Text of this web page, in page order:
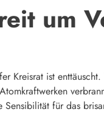
um
Kreisrat ist
für das